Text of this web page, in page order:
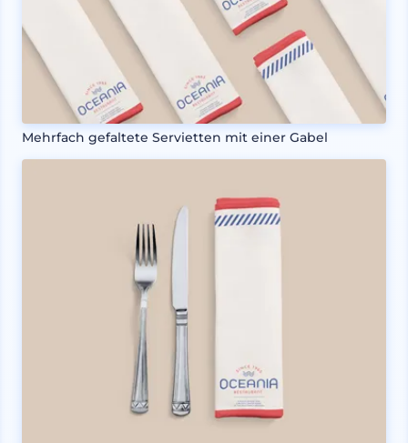
Mehrfach gefaltete Servietten mit einer Gabel